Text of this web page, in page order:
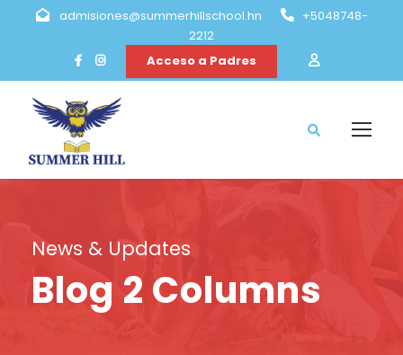
admisiones@summerhillschool.hn
+5048748-
2212
Acceso a Padres
News & Updates
Blog 2 Columns